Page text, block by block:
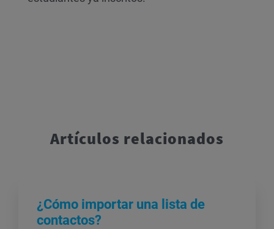
Artículos relacionados
¿Cómo importar una lista de
contactos?